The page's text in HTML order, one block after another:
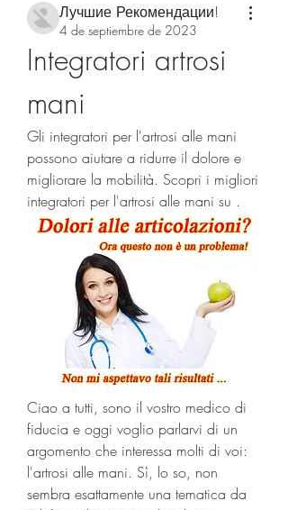
Лучшие Рекомендации!
4 de septiembre de 2023
Integratori artrosi
mani
Gli integratori per l'artrosi alle mani
possono aiutare a ridurre il dolore e
migliorare la mobilità. Scopri i migliori
integratori per l'artrosi alle mani su .
Ciao a tutti, sono il vostro medico di
fiducia e oggi voglio parlarvi di un
argomento che interessa molti di voi:
l'artrosi alle mani. Sì, lo so, non
sembra esattamente una tematica da